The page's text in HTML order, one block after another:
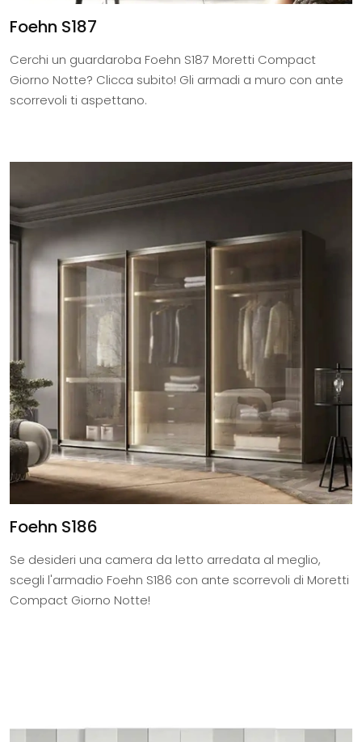
Foehn S187
Cerchi un guardaroba Foehn S187 Moretti Compact
Giorno Notte? Clicca subito! Gli armadi a muro con ante
scorrevoli ti aspettano.
Foehn S186
Se desideri una camera da letto arredata al meglio,
scegli l'armadio Foehn S186 con ante scorrevoli di Moretti
Compact Giorno Notte!